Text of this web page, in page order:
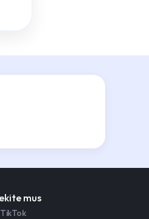
mus
TikTok